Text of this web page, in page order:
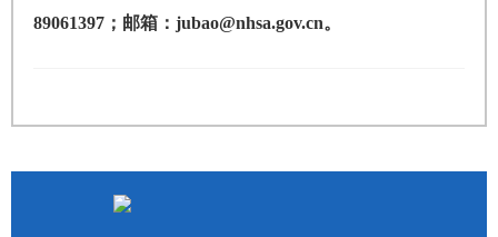
89061397；邮箱：jubao@nhsa.gov.cn。